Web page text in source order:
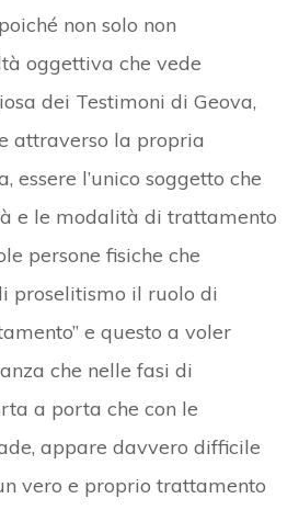
non solo non
oggettiva che vede
dei Testimoni di Geova,
attraverso la propria
essere l’unico soggetto che
e le modalità di trattamento
persone fisiche che
proselitismo il ruolo di
e questo a voler
che nelle fasi di
a porta che con le
appare davvero difficile
vero e proprio trattamento